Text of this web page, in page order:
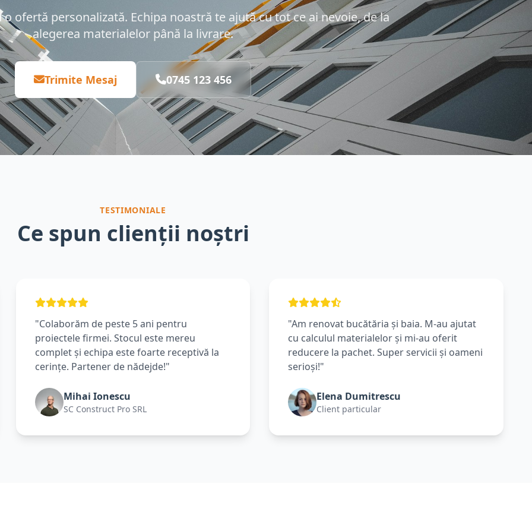
ofertă personalizată. Echipa noastră te ajută cu tot ce ai nevoie, de la
alegerea materialelor până la livrare.
Trimite Mesaj 0745 123 456
TESTIMONIALE
Ce spun clienții noștri
"Colaborăm de peste 5 ani pentru
proiectele firmei. Stocul este mereu
complet și echipa este foarte receptivă la
cerințe. Partener de nădejde!"
Mihai Ionescu
SC Construct Pro SRL
"Am renovat bucătăria și baia. M-au ajutat
cu calculul materialelor și mi-au oferit
reducere la pachet. Super servicii și oameni
serioși!"
Elena Dumitrescu
Client particular